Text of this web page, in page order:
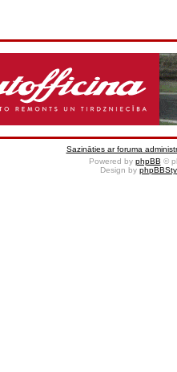
Sazināties ar foruma
Powered by phpBB ©
Design by